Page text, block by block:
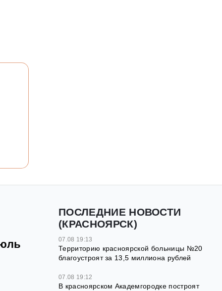
ПОСЛЕДНИЕ НОВОСТИ
(КРАСНОЯРСК)
07.08 19:13
Территорию красноярской больницы №20
благоустроят за 13,5 миллиона рублей
07.08 19:12
В красноярском Академгородке построят